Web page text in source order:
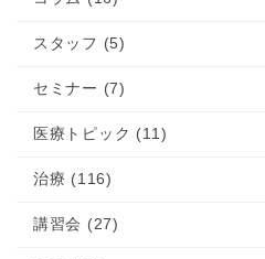
スタッフ (5)
セミナー (7)
医療トピック (11)
治療 (116)
講習会 (27)